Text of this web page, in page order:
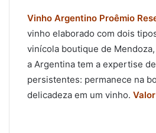
Vinho Argentino Proêmio
vinho elaborado com dois
vinícola boutique de
a Argentina tem a expertise
persistentes: permanece na
delicadeza em um vinho.